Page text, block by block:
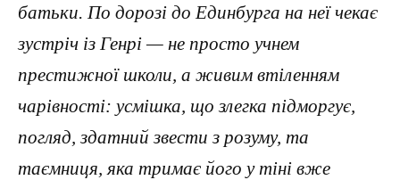
батьки. По дорозі до Единбурга на неї чекає
зустріч із Генрі — не просто учнем
престижної школи, а живим втіленням
чарівності: усмішка, що злегка підморгує,
погляд, здатний звести з розуму, та
таємниця, яка тримає його у тіні вже